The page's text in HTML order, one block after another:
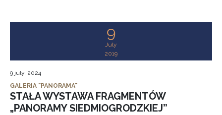
9
July
2019
9 july, 2024
GALERIA "PANORAMA"
STAŁA WYSTAWA FRAGMENTÓW
„PANORAMY SIEDMIOGRODZKIEJ”